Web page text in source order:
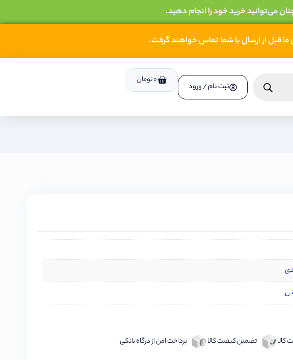
می‌توانید خرید خود را انجام دهید.
قبل از ارسال با شما تماس خواهند گرفت.
ثبت نام / ورود
0تومان
تضمین کیفیت کالا پرداخت امن از درگاه بانکی